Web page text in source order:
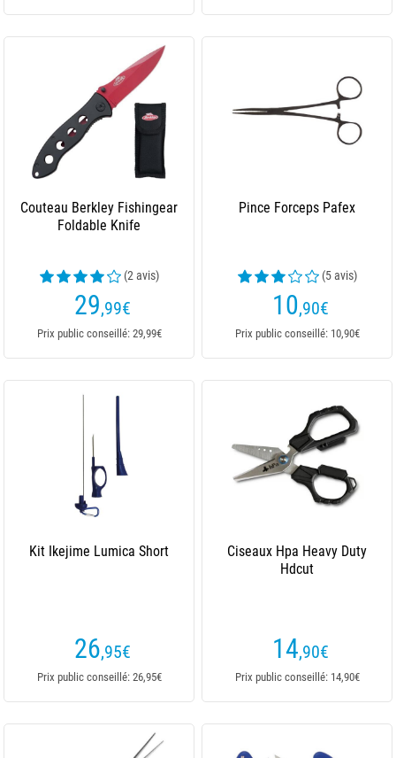
Couteau Berkley Fishingear
Foldable Knife
(2 avis)
29,99€
Prix public conseillé: 29,99€
Pince Forceps Pafex
(5 avis)
10,90€
Prix public conseillé: 10,90€
Kit Ikejime Lumica Short
26,95€
Prix public conseillé: 26,95€
Ciseaux Hpa Heavy Duty
Hdcut
14,90€
Prix public conseillé: 14,90€